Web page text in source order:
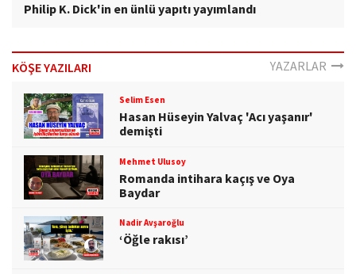
Philip K. Dick'in en ünlü yapıtı yayımlandı
KÖŞE YAZILARI YAZARLAR
Selim Esen
Hasan Hüseyin Yalvaç 'Acı yaşanır'
demişti
Mehmet Ulusoy
Romanda intihara kaçış ve Oya
Baydar
Nadir Avşaroğlu
‘Öğle rakısı’